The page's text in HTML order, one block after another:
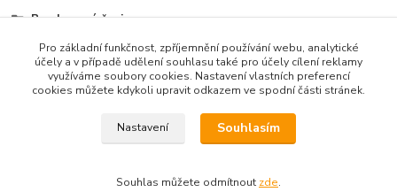
Bambusové čepice
Vzorované
Pro základní funkčnost, zpříjemnění používání webu, analytické
účely a v případě udělení souhlasu také pro účely cílení reklamy
využíváme soubory cookies. Nastavení vlastních preferencí
cookies můžete kdykoli upravit odkazem ve spodní části stránek.
Nastavení Souhlasím
Souhlas můžete odmítnout zde.